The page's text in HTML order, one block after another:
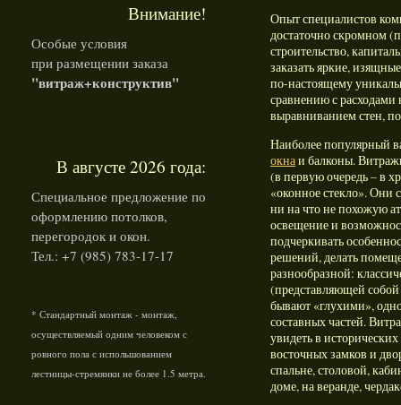
Внимание!
Особые условия
при размещении заказа
"витраж+конструктив"
В августе 2026 года:
Специальное предложение по
оформлению потолков,
перегородок и окон.
Тел.: +7 (985) 783-17-17
* Стандартный монтаж - монтаж,
осуществляемый одним человеком с
ровного пола с испольшованием
лестницы-стремянки не более 1.5 метра.
Опыт специалистов
достаточно скромном
строительство,
заказать яркие,
по-настоящему
сравнению с расходами
выравниванием стен,
Наиболее популярный
окнаи балконы.
(в первую очередь – в
«оконное стекло». Они
ни на что не похожую
освещение и
подчеркивать
решений, делать
разнообразной:
(представляющей
бывают «глухими»,
составных частей.
увидеть в
восточных замков и
спальне, столовой,
доме, на веранде,